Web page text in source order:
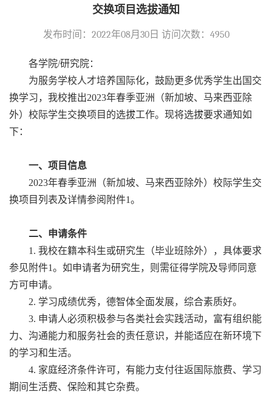
交换项目选拔通知
发布时间：2022年08月30日 访问次数： 4950
各学院/研究院：
为服务学校人才培养国际化，鼓励更多优秀学生出国交
换学习，我校推出2023年春季亚洲（新加坡、马来西亚除
外）校际学生交换项目的选拔工作。现将选拔要求通知如
下：
一、项目信息
2023年春季亚洲（新加坡、马来西亚除外）校际学生交
换项目列表及详情参阅附件1。
二、申请条件
1. 我校在籍本科生或研究生（毕业班除外），具体要求
参见附件1。如申请者为研究生，则需征得学院及导师同意
方可申请。
2. 学习成绩优秀，德智体全面发展，综合素质好。
3. 申请人必须积极参与各类社会实践活动，富有组织能
力、沟通能力和服务社会的责任意识，并能适应在新环境下
的学习和生活。
4. 家庭经济条件许可，有能力支付往返国际旅费、学习
期间生活费、保险和其它杂费。